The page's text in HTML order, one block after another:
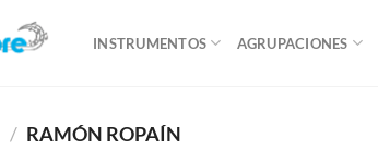
INSTRUMENTOS AGRUPACIONES
/ RAMÓN ROPAÍN